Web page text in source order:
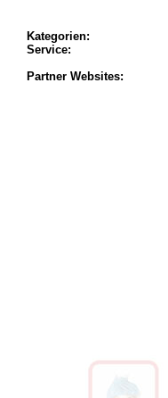
Kategorien:
Service:
Partner Websites: